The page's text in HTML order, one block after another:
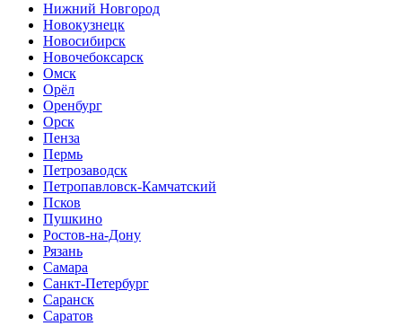
Нижний Новгород
Новокузнецк
Новосибирск
Новочебоксарск
Омск
Орёл
Оренбург
Орск
Пенза
Пермь
Петрозаводск
Петропавловск-Камчатский
Псков
Пушкино
Ростов-на-Дону
Рязань
Самара
Санкт-Петербург
Саранск
Саратов